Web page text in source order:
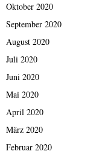
Oktober 2020
September 2020
August 2020
Juli 2020
Juni 2020
Mai 2020
April 2020
März 2020
Februar 2020